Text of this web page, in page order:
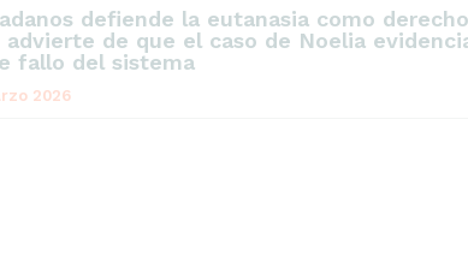
defiende la eutanasia como
advierte de que el caso de Noelia
fallo del sistema
2026